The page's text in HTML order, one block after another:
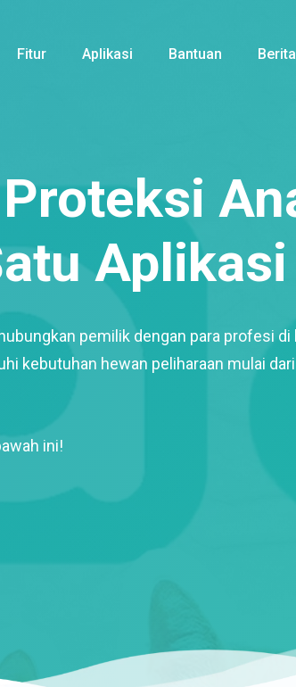
Fitur Aplikasi Bantuan Berita
Aplikasi
pemilik dengan para profesi di
kebutuhan hewan peliharaan mulai
ini!